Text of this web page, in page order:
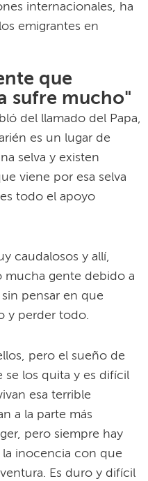
internacionales, ha
emigrantes en
que
sufre mucho"
del llamado del Papa,
es un lugar de
selva y existen
viene por esa selva
todo el apoyo
caudalosos y allí,
mucha gente debido a
pensar en que
y perder todo.
pero el sueño de
se los quita y es difícil
esa terrible
a la parte más
pero siempre hay
inocencia con que
Es duro y difícil